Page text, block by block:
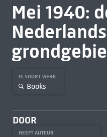
Mei 1940:
Nederlands
IS SOORT WERK
Books
DOOR
HEEFT AUTEUR